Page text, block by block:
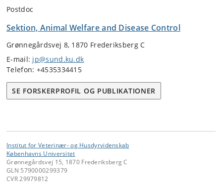
Postdoc
Sektion, Animal Welfare and Disease Control
Grønnegårdsvej 8, 1870 Frederiksberg C
E-mail: jp@sund.ku.dk
Telefon: +4535334415
SE FORSKERPROFIL OG PUBLIKATIONER
Institut for Veterinær- og Husdyrvidenskab
Københavns Universitet
Grønnegårdsvej 15, 1870 Frederiksberg C
GLN 5790000299379
CVR 29979812